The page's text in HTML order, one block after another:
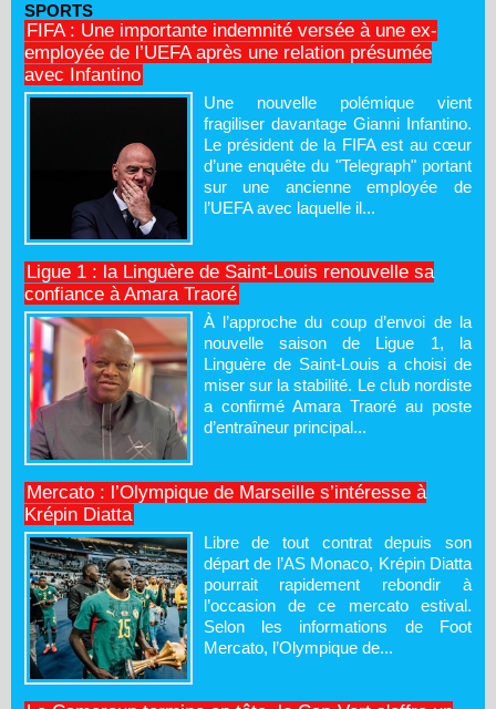
SPORTS
FIFA : Une importante indemnité versée à une ex-
employée de l’UEFA après une relation présumée
avec Infantino
Une nouvelle polémique vient
fragiliser davantage Gianni Infantino.
Le président de la FIFA est au cœur
d’une enquête du "Telegraph" portant
sur une ancienne employée de
l’UEFA avec laquelle il...
Ligue 1 : la Linguère de Saint-Louis renouvelle sa
confiance à Amara Traoré
À l’approche du coup d’envoi de la
nouvelle saison de Ligue 1, la
Linguère de Saint-Louis a choisi de
miser sur la stabilité. Le club nordiste
a confirmé Amara Traoré au poste
d’entraîneur principal...
Mercato : l’Olympique de Marseille s’intéresse à
Krépin Diatta
Libre de tout contrat depuis son
départ de l’AS Monaco, Krépin Diatta
pourrait rapidement rebondir à
l’occasion de ce mercato estival.
Selon les informations de Foot
Mercato, l’Olympique de...